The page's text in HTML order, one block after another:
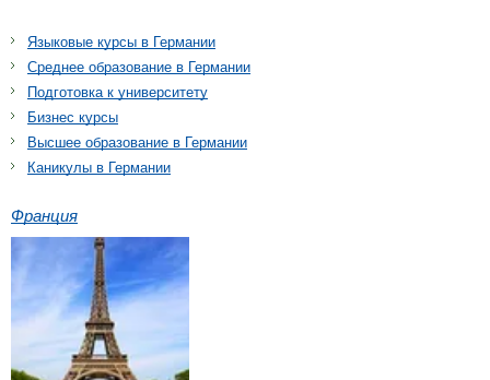
Языковые курсы в Германии
Среднее образование в Германии
Подготовка к университету
Бизнес курсы
Высшее образование в Германии
Каникулы в Германии
Франция